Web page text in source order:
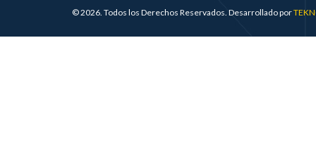
© 2026. Todos los Derechos Reservados. Desarrollado por